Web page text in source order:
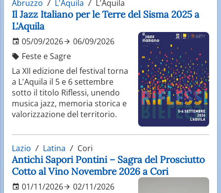
Abruzzo L'Aquila L'Aquila
Il Jazz Italiano per le Terre del Sisma 2025 a
L'Aquila
05/09/2026
06/09/2026
Feste e Sagre
La XII edizione del festival torna
a L'Aquila il 5 e 6 settembre
sotto il titolo Riflessi, unendo
musica jazz, memoria storica e
valorizzazione del territorio.
Lazio Latina Cori
Antichi Sapori Pontini – Sagra del Prosciutto
Cotto al Vino Novembre 2026 a Cori
01/11/2026
02/11/2026